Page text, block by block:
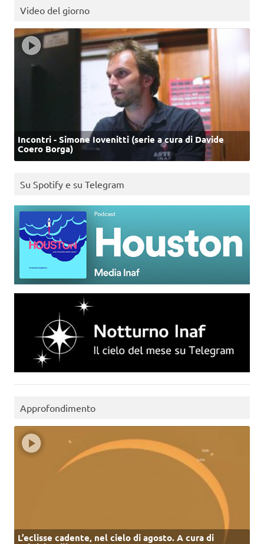
Video del giorno
Incontri - Simone Iovenitti (serie a cura di Davide
Coero Borga)
Su Spotify e su Telegram
Approfondimento
L’eclisse cadente, nel cielo di agosto. A cura di